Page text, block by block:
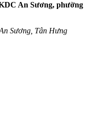
An Sương, phường
Sương, Tân Hưng